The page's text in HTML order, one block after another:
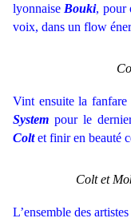
lyonnaise Bouki, pour
voix, dans un flow
Vint ensuite la fanfare
System pour le
Coltet finir en beauté
Colt et
L’ensemble des